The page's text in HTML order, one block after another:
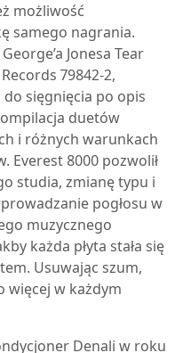
możliwość
samego nagrania.
Jonesa Tear
79842-2,
sięgnięcia po opis
duetów
i różnych warunkach
Everest 8000 pozwolił
studia, zmianę typu i
pogłosu w
muzycznego
każda płyta stała się
Usuwając szum,
więcej w każdym
Denali w roku